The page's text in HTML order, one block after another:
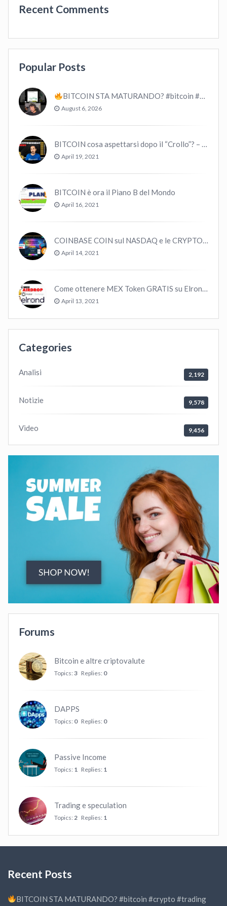
Recent Comments
Popular Posts
BITCOIN STA MATURANDO? #bitcoin #crypto #trading
August 6, 2026
BITCOIN cosa aspettarsi dopo il “Crollo”? – CryptoMonday NEWS w16/’21
April 19, 2021
BITCOIN è ora il Piano B del Mondo
April 16, 2021
COINBASE COIN sul NASDAQ e le CRYPTO volano!
April 14, 2021
Come ottenere MEX Token GRATIS su Elrond ?
April 13, 2021
Categories
Analisi 2,192
Notizie 9,578
Video 9,456
Forums
Bitcoin e altre criptovalute
Topics: 3 Replies: 0
DAPPS
Topics: 0 Replies: 0
Passive Income
Topics: 1 Replies: 1
Trading e speculation
Topics: 2 Replies: 1
Recent Posts
BITCOIN STA MATURANDO? #bitcoin #crypto #trading